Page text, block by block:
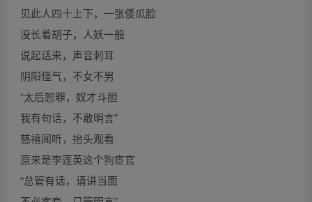
见此人四十上下，一张倭瓜脸
没长着胡子，人妖一般
说起话来，声音刺耳
阴阳怪气，不女不男
“太后恕罪，奴才斗胆
我有句话，不敢明言”
慈禧闻听，抬头观看
原来是李莲英这个狗宦官
“总管有话，请讲当面